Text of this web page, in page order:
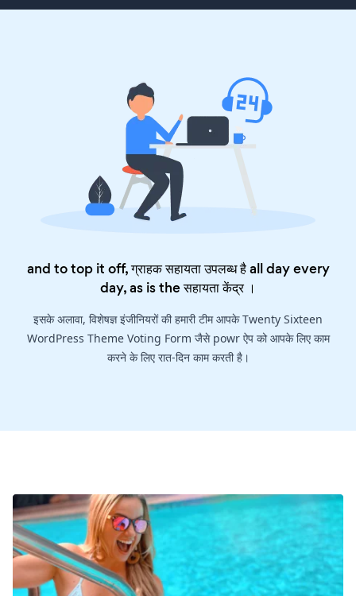
and to top it off, ग्राहक सहायता उपलब्ध है all day every
day, as is theसहायता केंद्र।
इसके अलावा, विशेषज्ञ इंजीनियरों की हमारी टीम आपके Twenty Sixteen
WordPress Theme Voting Form जैसे powr ऐप को आपके लिए काम
करने के लिए रात-दिन काम करती है।